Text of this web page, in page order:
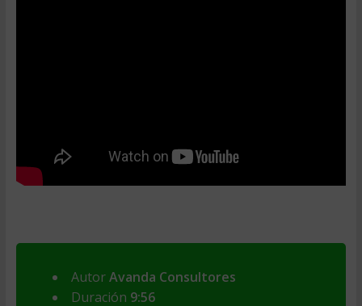
AutorAvanda Consultores
Duración 9:56